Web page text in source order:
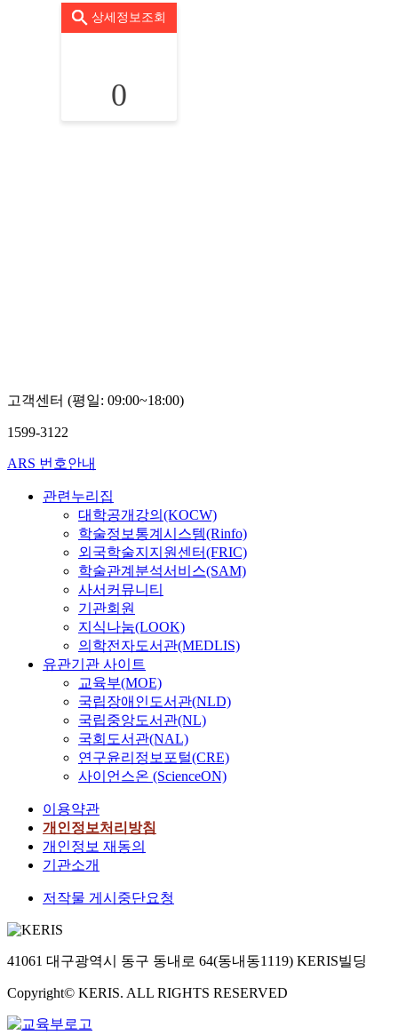
상세정보조회
0
고객센터 (평일: 09:00~18:00)
1599-3122
ARS 번호안내
관련누리집
대학공개강의(KOCW)
학술정보통계시스템(Rinfo)
외국학술지지원센터(FRIC)
학술관계분석서비스(SAM)
사서커뮤니티
기관회원
지식나눔(LOOK)
의학전자도서관(MEDLIS)
유관기관 사이트
교육부(MOE)
국립장애인도서관(NLD)
국립중앙도서관(NL)
국회도서관(NAL)
연구윤리정보포털(CRE)
사이언스온 (ScienceON)
이용약관
개인정보처리방침
개인정보 재동의
기관소개
저작물 게시중단요청
41061 대구광역시 동구 동내로 64(동내동1119) KERIS빌딩
Copyright© KERIS. ALL RIGHTS RESERVED